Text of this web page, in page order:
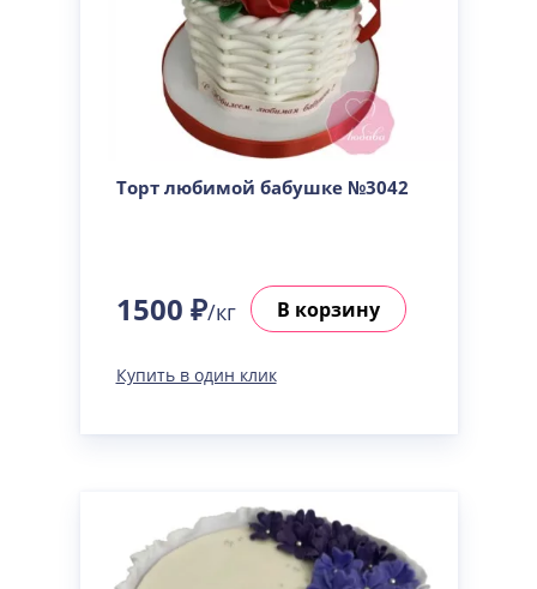
Торт любимой бабушке №3042
1500 ₽/кг В корзину
Купить в один клик